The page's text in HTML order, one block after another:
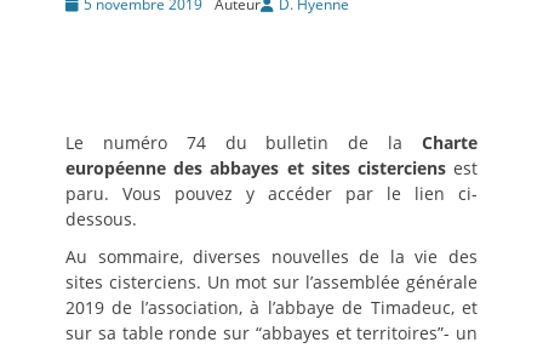
5 novembre 2019 Auteur D. Hyenne
Le numéro 74 du bulletin de la Charte
européenne des abbayes et sites cisterciens est
paru. Vous pouvez y accéder par le lien ci-
dessous.
Au sommaire, diverses nouvelles de la vie des
sites cisterciens. Un mot sur l’assemblée générale
2019 de l’association, à l’abbaye de Timadeuc, et
sur sa table ronde sur “abbayes et territoires”- un